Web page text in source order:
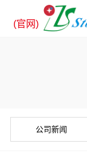
(官网)
公司新闻